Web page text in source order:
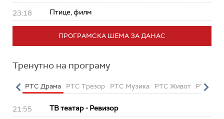
23:18 Птице, филм
ПРОГРАМСКА ШЕМА ЗА ДАНАС
Тренутно на програму
РТС Драма РТС Трезор РТС Музика РТС Живот РТС
21:55 ТВ театар - Ревизор